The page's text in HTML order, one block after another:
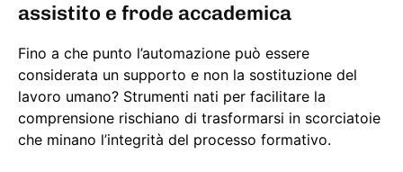
assistito e frode accademica
Fino a che punto l’automazione può essere
considerata un supporto e non la sostituzione del
lavoro umano? Strumenti nati per facilitare la
comprensione rischiano di trasformarsi in scorciatoie
che minano l’integrità del processo formativo.